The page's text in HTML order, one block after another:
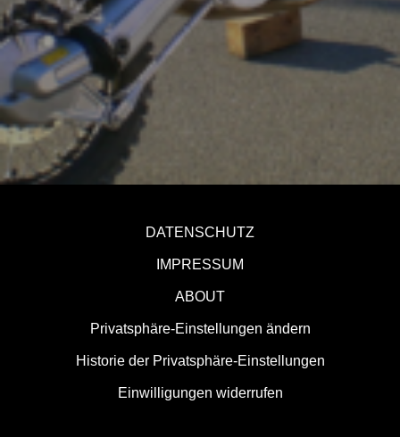
DATENSCHUTZ
IMPRESSUM
ABOUT
Privatsphäre-Einstellungen ändern
Historie der Privatsphäre-Einstellungen
Einwilligungen widerrufen